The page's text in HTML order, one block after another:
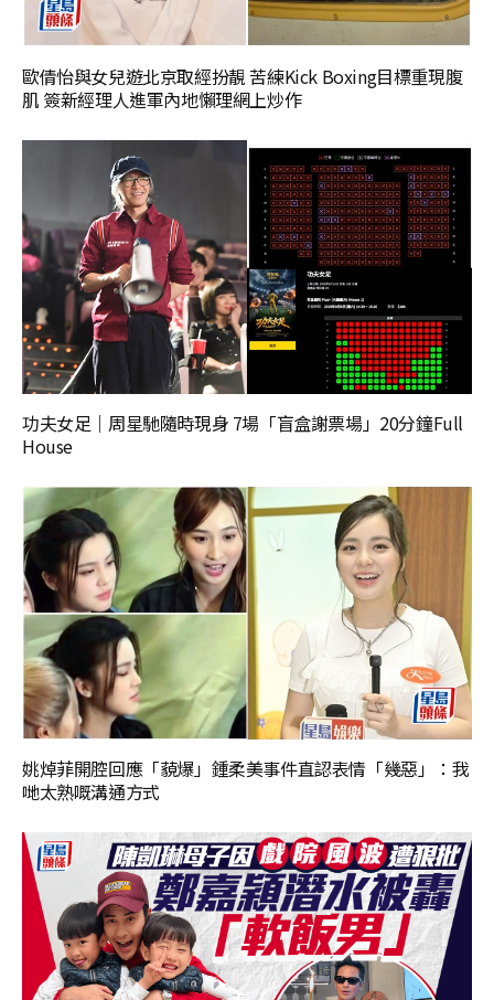
歐倩怡與女兒遊北京取經扮靚 苦練Kick Boxing目標重現腹
肌 簽新經理人進軍內地懶理網上炒作
功夫女足｜周星馳隨時現身 7場「盲盒謝票場」20分鐘Full
House
姚焯菲開腔回應「藐爆」鍾柔美事件直認表情「幾惡」：我
哋太熟嘅溝通方式